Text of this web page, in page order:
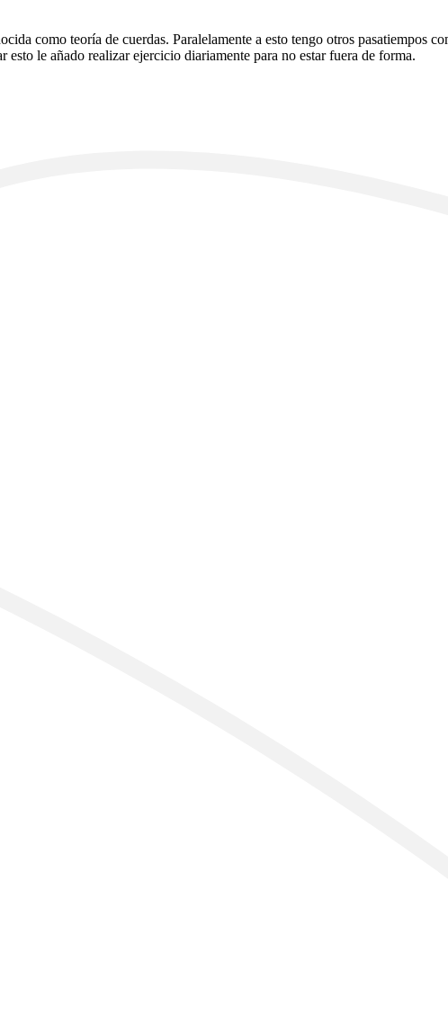
como teoría de cuerdas. Paralelamente a esto tengo otros pasatiempos
le añado realizar ejercicio diariamente para no estar fuera de forma.